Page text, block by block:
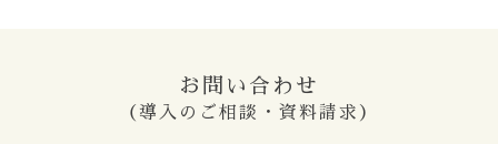
お問い合わせ
（導入のご相談・資料請求）